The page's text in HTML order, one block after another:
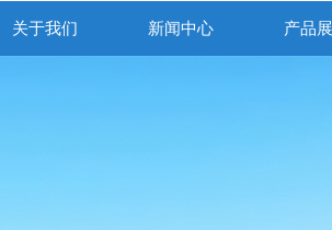
关于我们 新闻中心 产品